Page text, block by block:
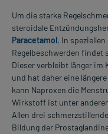
Um die starke
steroidale
Paracetamol. In
Regelbeschwerden
Dieser verbleibt länger im
und hat daher eine
kann Naproxen die
Wirkstoff ist unter
Allen drei
Bildung der